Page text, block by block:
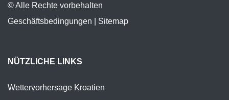
© Alle Rechte vorbehalten
Geschäftsbedingungen
Sitemap
NÜTZLICHE LINKS
Wettervorhersage Kroatien